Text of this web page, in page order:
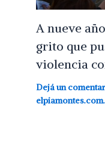
A nueve
grito que
violencia
Dejá un